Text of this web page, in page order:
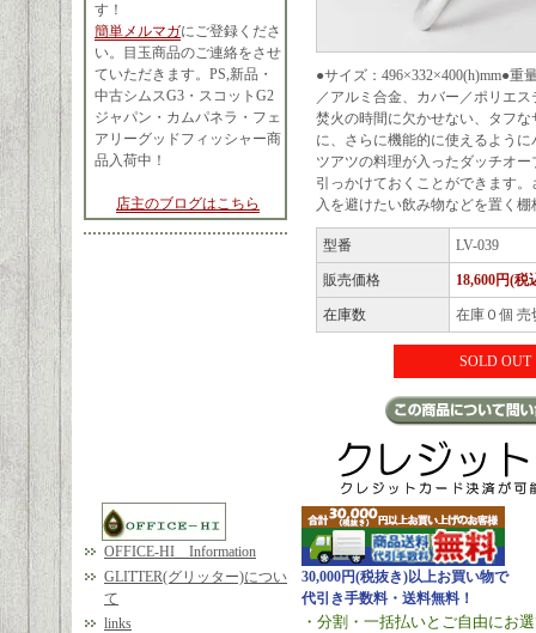
す！
簡単メルマガにご登録くださ
い。目玉商品のご連絡をさせ
ていただきます。PS,新品・
中古シムスG3・スコットG2
ジャパン・カムパネラ・フェ
アリーグッドフィッシャー商
品入荷中！
店主のブログはこちら
OFFICE-HI Information
GLITTER(グリッター)につい
て
links
●サイズ：496×332×400(h)mm●重
／アルミ合金、カバー／ポリエス
焚火の時間に欠かせない、タフ
に、さらに機能的に使えるよう
ツアツの料理が入ったダッチオ
引っかけておくことができます
入を避けたい飲み物などを置く
型番 LV-039
販売価格 18,600円(税
在庫数 在庫０個 売
SOLD OUT
30,000円(税抜き)以上お買い物で
代引き手数料・送料無料！
・分割・一括払いとご自由にお